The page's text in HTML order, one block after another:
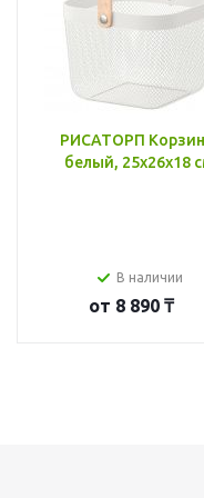
РИСАТОРП
белый, 25x26x18
В наличии
от 8 890 ₸